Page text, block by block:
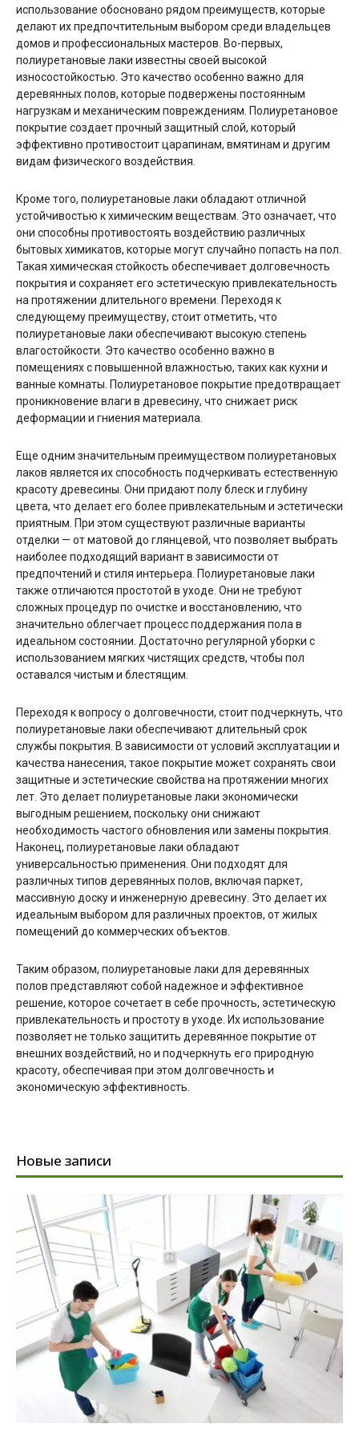
использование обосновано рядом преимуществ, которые
делают их предпочтительным выбором среди владельцев
домов и профессиональных мастеров. Во-первых,
полиуретановые лаки известны своей высокой
износостойкостью. Это качество особенно важно для
деревянных полов, которые подвержены постоянным
нагрузкам и механическим повреждениям. Полиуретановое
покрытие создает прочный защитный слой, который
эффективно противостоит царапинам, вмятинам и другим
видам физического воздействия.
Кроме того, полиуретановые лаки обладают отличной
устойчивостью к химическим веществам. Это означает, что
они способны противостоять воздействию различных
бытовых химикатов, которые могут случайно попасть на пол.
Такая химическая стойкость обеспечивает долговечность
покрытия и сохраняет его эстетическую привлекательность
на протяжении длительного времени. Переходя к
следующему преимуществу, стоит отметить, что
полиуретановые лаки обеспечивают высокую степень
влагостойкости. Это качество особенно важно в
помещениях с повышенной влажностью, таких как кухни и
ванные комнаты. Полиуретановое покрытие предотвращает
проникновение влаги в древесину, что снижает риск
деформации и гниения материала.
Еще одним значительным преимуществом полиуретановых
лаков является их способность подчеркивать естественную
красоту древесины. Они придают полу блеск и глубину
цвета, что делает его более привлекательным и эстетически
приятным. При этом существуют различные варианты
отделки — от матовой до глянцевой, что позволяет выбрать
наиболее подходящий вариант в зависимости от
предпочтений и стиля интерьера. Полиуретановые лаки
также отличаются простотой в уходе. Они не требуют
сложных процедур по очистке и восстановлению, что
значительно облегчает процесс поддержания пола в
идеальном состоянии. Достаточно регулярной уборки с
использованием мягких чистящих средств, чтобы пол
оставался чистым и блестящим.
Переходя к вопросу о долговечности, стоит подчеркнуть, что
полиуретановые лаки обеспечивают длительный срок
службы покрытия. В зависимости от условий эксплуатации и
качества нанесения, такое покрытие может сохранять свои
защитные и эстетические свойства на протяжении многих
лет. Это делает полиуретановые лаки экономически
выгодным решением, поскольку они снижают
необходимость частого обновления или замены покрытия.
Наконец, полиуретановые лаки обладают
универсальностью применения. Они подходят для
различных типов деревянных полов, включая паркет,
массивную доску и инженерную древесину. Это делает их
идеальным выбором для различных проектов, от жилых
помещений до коммерческих объектов.
Таким образом, полиуретановые лаки для деревянных
полов представляют собой надежное и эффективное
решение, которое сочетает в себе прочность, эстетическую
привлекательность и простоту в уходе. Их использование
позволяет не только защитить деревянное покрытие от
внешних воздействий, но и подчеркнуть его природную
красоту, обеспечивая при этом долговечность и
экономическую эффективность.
Новые записи